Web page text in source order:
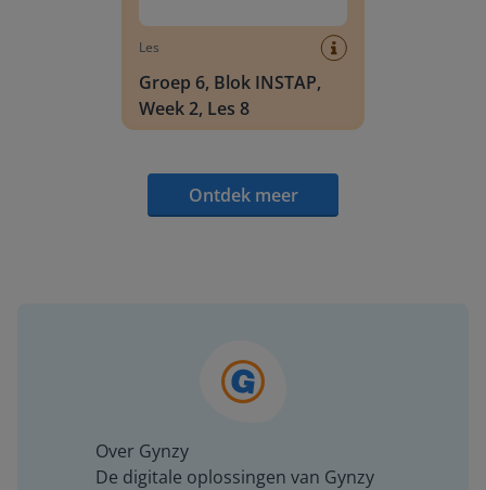
Les
Groep 6, Blok INSTAP,
Week 2, Les 8
Ontdek meer
Over Gynzy
De digitale oplossingen van Gynzy